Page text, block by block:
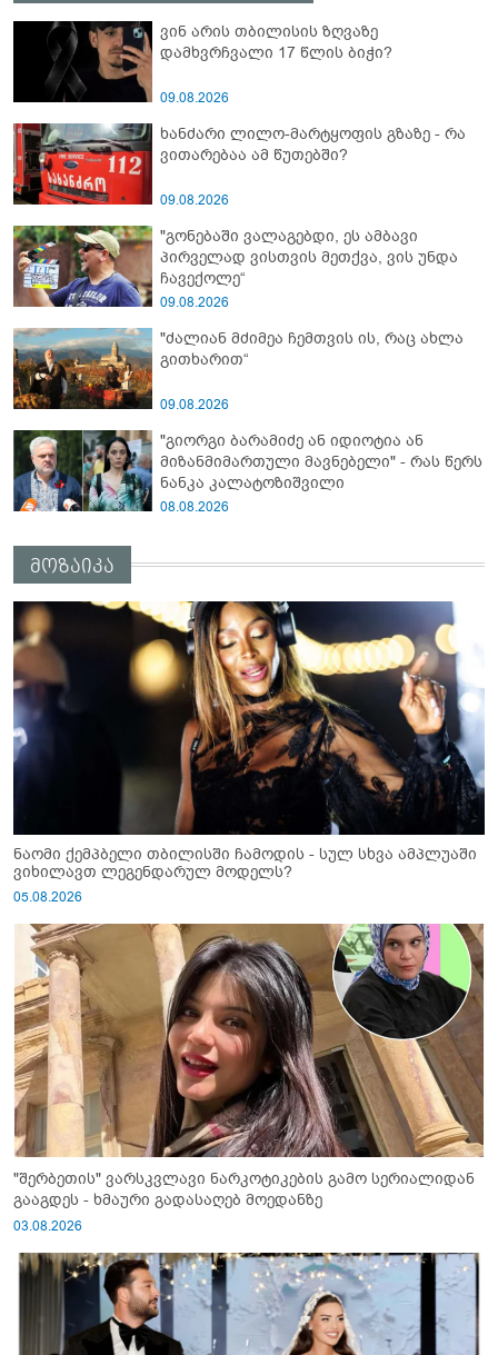
ვინ არის თბილისის ზღვაზე
დამხვრჩვალი 17 წლის ბიჭი?
09.08.2026
ხანძარი ლილო-მარტყოფის გზაზე - რა
ვითარებაა ამ წუთებში?
09.08.2026
"გონებაში ვალაგებდი, ეს ამბავი
პირველად ვისთვის მეთქვა, ვის უნდა
ჩავექოლე“
09.08.2026
"ძალიან მძიმეა ჩემთვის ის, რაც ახლა
გითხარით“
09.08.2026
"გიორგი ბარამიძე ან იდიოტია ან
მიზანმიმართული მავნებელი" - რას წერს
ნანკა კალატოზიშვილი
08.08.2026
მოზაიკა
ნაომი ქემპბელი თბილისში ჩამოდის - სულ სხვა ამპლუაში
ვიხილავთ ლეგენდარულ მოდელს?
05.08.2026
"შერბეთის" ვარსკვლავი ნარკოტიკების გამო სერიალიდან
გააგდეს - ხმაური გადასაღებ მოედანზე
03.08.2026